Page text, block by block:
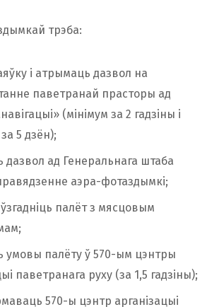
трэба:
і атрымаць дазвол на
паветранай прасторы ад
(мінімум за 2 гадзіны і
5 дзён);
дазвол ад Генеральнага штаба
аэра-фотаздымкі;
палёт з мясцовым
умовы палёту ў 570-ым цэнтры
паветранага руху (за 1,5 гадзіны);
570-ы цэнтр арганізацыі